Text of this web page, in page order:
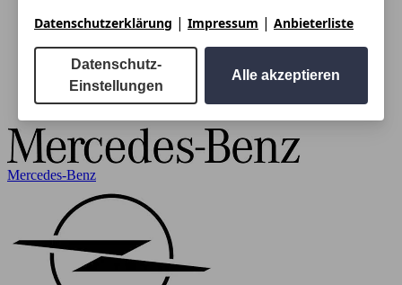
Mercedes-Benz
Datenschutzerklärung | Impressum | Anbieterliste
Datenschutz-
Einstellungen
Alle akzeptieren